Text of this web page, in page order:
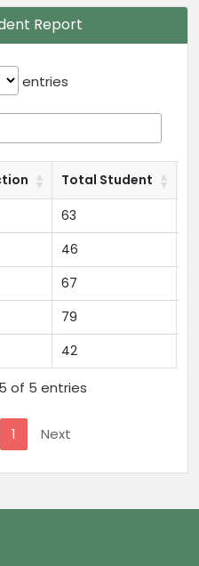
Report
entries
Total Student
63
46
67
79
42
of 5 entries
1 Next